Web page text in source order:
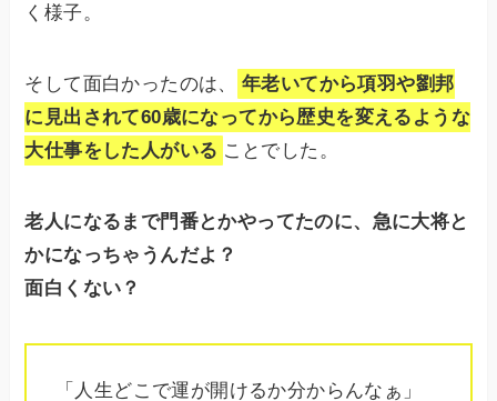
く様子。
そして面白かったのは、
年老いてから項羽や劉邦
に見出されて60歳になってから歴史を変えるような
大仕事をした人がいる ことでした。
老人になるまで門番とかやってたのに、急に大将と
かになっちゃうんだよ？
面白くない？
「人生どこで運が開けるか分からんなぁ」